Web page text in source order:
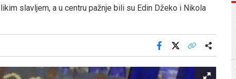
slavljem, a u centru pažnje bili su Edin Džeko i Nikola
Facebook